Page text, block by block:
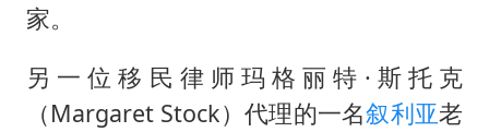
家。
另一位移民律师玛格丽特·斯托克
（Margaret Stock）代理的一名叙利亚老